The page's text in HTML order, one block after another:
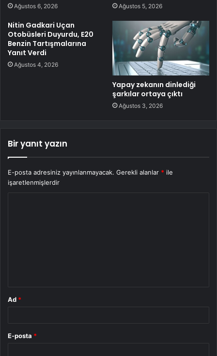
Ağustos 6, 2026 Ağustos 5, 2026
Nitin Gadkari Uçan
Otobüsleri Duyurdu, E20
Benzin Tartışmalarına
Yanıt Verdi
Ağustos 4, 2026
Yapay zekanın dinlediği
şarkılar ortaya çıktı
Ağustos 3, 2026
Bir yanıt yazın
E-posta adresiniz yayınlanmayacak. Gerekli alanlar * ile
işaretlenmişlerdir
Ad *
E-posta *